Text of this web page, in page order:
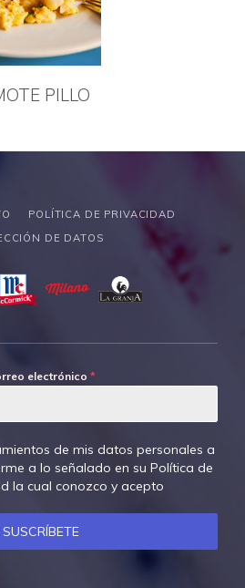
PILLO
POLÍTICA DE PRIVACIDAD
DE DATOS
electrónico *
de mis datos personales a
a lo señalado en su Política de
la cual conozco y acepto
SUSCRÍBETE